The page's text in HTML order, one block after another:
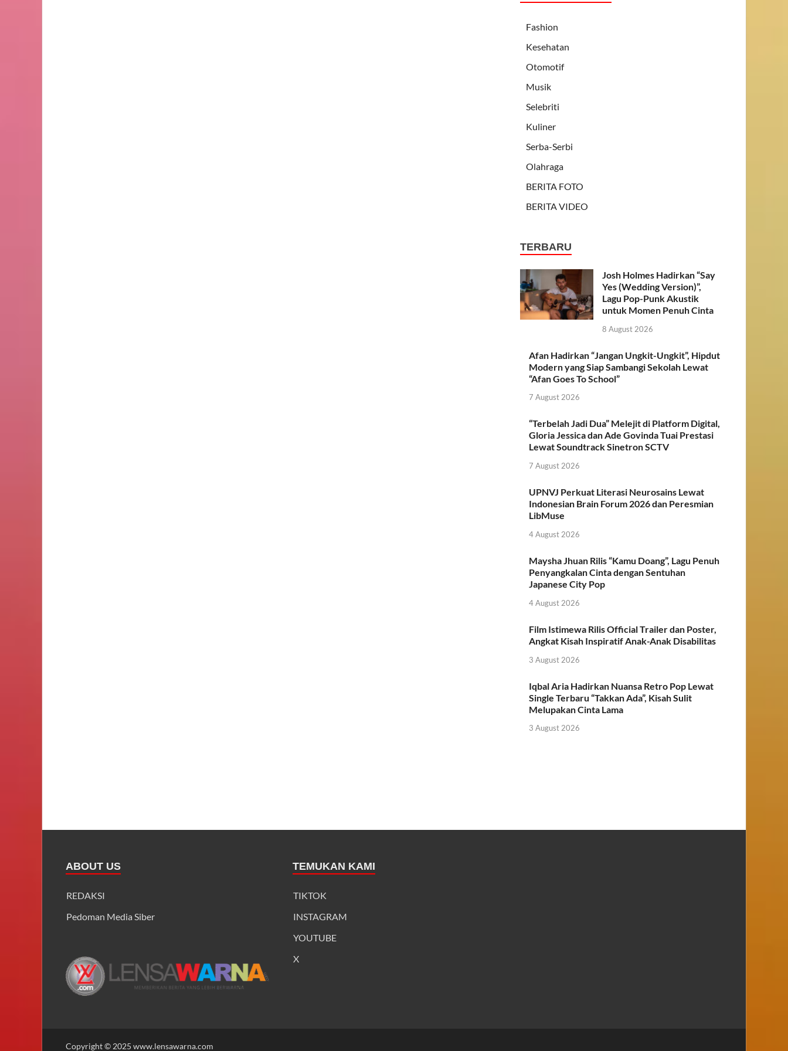
Fashion
Kesehatan
Otomotif
Musik
Selebriti
Kuliner
Serba-Serbi
Olahraga
BERITA FOTO
BERITA VIDEO
TERBARU
Josh Holmes Hadirkan “Say
Yes (Wedding Version)”,
Lagu Pop-Punk Akustik
untuk Momen Penuh Cinta
8 August 2026
Afan Hadirkan “Jangan Ungkit-Ungkit”, Hipdut
Modern yang Siap Sambangi Sekolah Lewat
“Afan Goes To School”
7 August 2026
“Terbelah Jadi Dua” Melejit di Platform Digital,
Gloria Jessica dan Ade Govinda Tuai Prestasi
Lewat Soundtrack Sinetron SCTV
7 August 2026
UPNVJ Perkuat Literasi Neurosains Lewat
Indonesian Brain Forum 2026 dan Peresmian
LibMuse
4 August 2026
Maysha Jhuan Rilis “Kamu Doang”, Lagu Penuh
Penyangkalan Cinta dengan Sentuhan
Japanese City Pop
4 August 2026
Film Istimewa Rilis Official Trailer dan Poster,
Angkat Kisah Inspiratif Anak-Anak Disabilitas
3 August 2026
Iqbal Aria Hadirkan Nuansa Retro Pop Lewat
Single Terbaru “Takkan Ada”, Kisah Sulit
Melupakan Cinta Lama
3 August 2026
ABOUT US
REDAKSI
Pedoman Media Siber
TEMUKAN KAMI
TIKTOK
INSTAGRAM
YOUTUBE
X
Copyright © 2025 www.lensawarna.com